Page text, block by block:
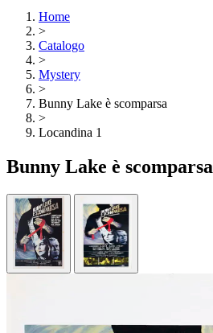
Home
>
Catalogo
>
Mystery
>
Bunny Lake è scomparsa
>
Locandina 1
Bunny Lake è scomparsa